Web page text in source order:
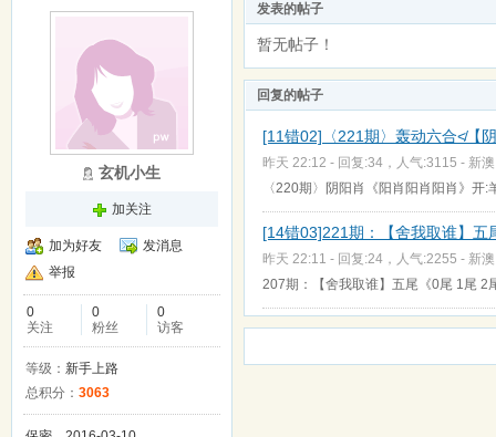
玄机小生
加关注
加为好友
发消息
举报
0
关注
0
粉丝
0
访客
等级： 新手上路
总积分： 3063
发表的帖子
暂无帖子！
回复的帖子
[11错02]〈221期〉轰动六合≮【
昨天 22:12 - 回复:34，人气:3115 - 新澳
〈220期〉阴阳肖《阳肖阳肖阳肖》
[14错03]221期：【舍我取谁】
昨天 22:11 - 回复:24，人气:2255 - 新澳
207期：【舍我取谁】五尾《0尾 1尾 2